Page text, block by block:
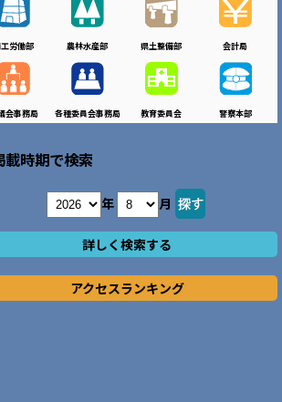
労働部 農林水産部 県土整備部 会計局
会事務局 各種委員会事務局 教育委員会 警察本部
載時期で検索
年 月
詳しく検索する
アクセスランキング